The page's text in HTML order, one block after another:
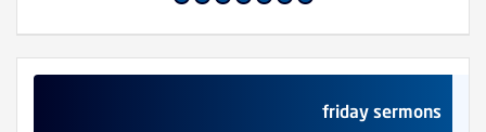
friday sermons